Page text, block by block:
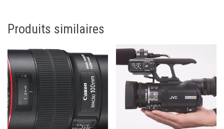
Produits similaires